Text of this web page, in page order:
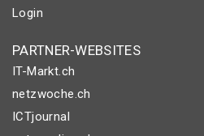
Login
PARTNER-WEBSITES
IT-Markt.ch
netzwoche.ch
ICTjournal